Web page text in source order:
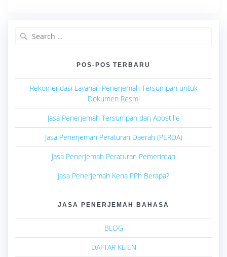
POS-POS TERBARU
Rekomendasi Layanan Penerjemah Tersumpah untuk
Dokumen Resmi
Jasa Penerjemah Tersumpah dan Apostille
Jasa Penerjemah Peraturan Daerah (PERDA)
Jasa Penerjemah Peraturan Pemerintah
Jasa Penerjemah Kena PPh Berapa?
JASA PENERJEMAH BAHASA
BLOG
DAFTAR KLIEN